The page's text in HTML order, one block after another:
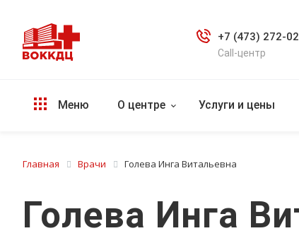
+7 (473) 272-
Call-центр
Меню О центре Услуги и цены
Главная Врачи Голева Инга Витальевна
Голева Инга